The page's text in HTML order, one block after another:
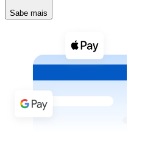
Ver tudo
Cupons cripto
Compre criptomoedas com
Comprar com dinheiro
Transferência SEPA
Sabe mais